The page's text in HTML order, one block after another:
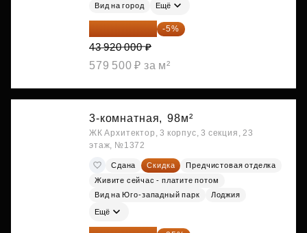
Вид на город Ещё
41 724 000 ₽ -5%
43 920 000 ₽
579 500 ₽ за м²
3-комнатная, 98м²
ЖК Архитектор, 3 корпус, 3 секция, 23
этаж, №1372
Сдана Скидка
Предчистовая отделка
Живите сейчас - платите потом
Вид на Юго-западный парк
Лоджия
Ещё